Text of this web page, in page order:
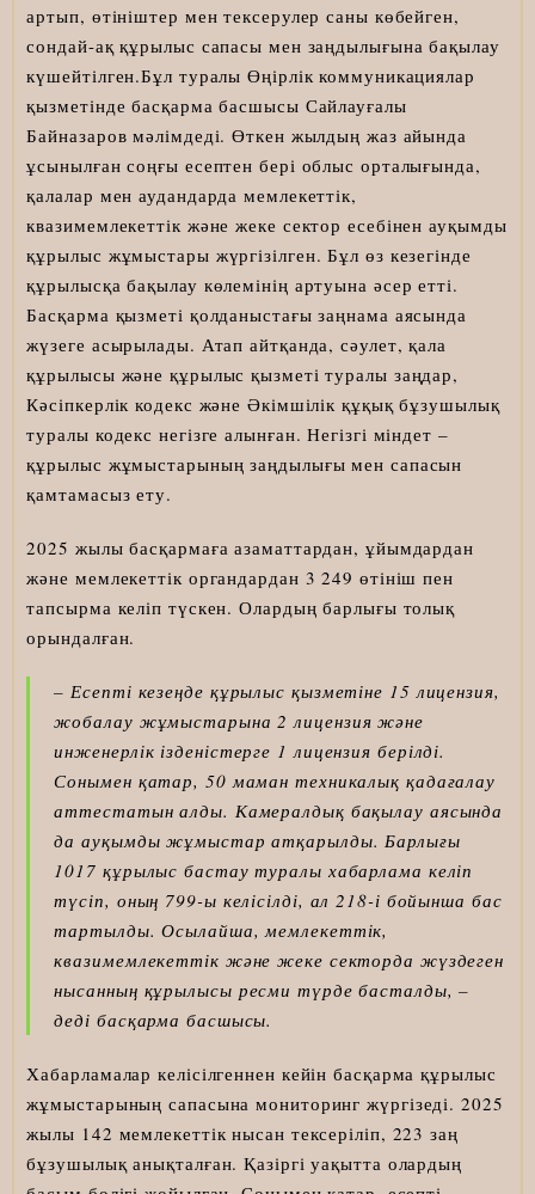
артып, өтініштер мен тексерулер саны көбейген,
сондай-ақ құрылыс сапасы мен заңдылығына бақылау
күшейтілген.Бұл туралы Өңірлік коммуникациялар
қызметінде басқарма басшысы Сайлауғалы
Байназаров мәлімдеді. Өткен жылдың жаз айында
ұсынылған соңғы есептен бері облыс орталығында,
қалалар мен аудандарда мемлекеттік,
квазимемлекеттік және жеке сектор есебінен ауқымды
құрылыс жұмыстары жүргізілген. Бұл өз кезегінде
құрылысқа бақылау көлемінің артуына әсер етті.
Басқарма қызметі қолданыстағы заңнама аясында
жүзеге асырылады. Атап айтқанда, сәулет, қала
құрылысы және құрылыс қызметі туралы заңдар,
Кәсіпкерлік кодекс және Әкімшілік құқық бұзушылық
туралы кодекс негізге алынған. Негізгі міндет –
құрылыс жұмыстарының заңдылығы мен сапасын
қамтамасыз ету.
2025 жылы басқармаға азаматтардан, ұйымдардан
және мемлекеттік органдардан 3 249 өтініш пен
тапсырма келіп түскен. Олардың барлығы толық
орындалған.
– Есепті кезеңде құрылыс қызметіне 15 лицензия,
жобалау жұмыстарына 2 лицензия және
инженерлік ізденістерге 1 лицензия берілді.
Сонымен қатар, 50 маман техникалық қадағалау
аттестатын алды. Камералдық бақылау аясында
да ауқымды жұмыстар атқарылды. Барлығы
1017 құрылыс бастау туралы хабарлама келіп
түсіп, оның 799-ы келісілді, ал 218-і бойынша бас
тартылды. Осылайша, мемлекеттік,
квазимемлекеттік және жеке секторда жүздеген
нысанның құрылысы ресми түрде басталды, –
деді басқарма басшысы.
Хабарламалар келісілгеннен кейін басқарма құрылыс
жұмыстарының сапасына мониторинг жүргізеді. 2025
жылы 142 мемлекеттік нысан тексеріліп, 223 заң
бұзушылық анықталған. Қазіргі уақытта олардың